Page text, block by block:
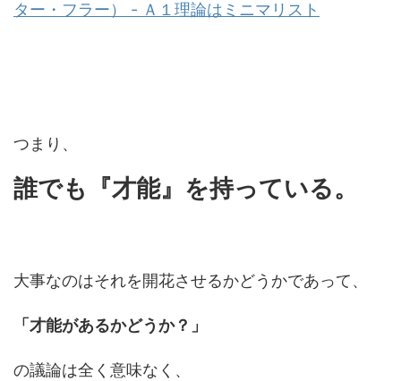
ター・フラー） - Ａ１理論はミニマリスト
つまり、
誰でも『才能』を持っている。
大事なのはそれを開花させるかどうかであって、
「才能があるかどうか？」
の議論は全く意味なく、